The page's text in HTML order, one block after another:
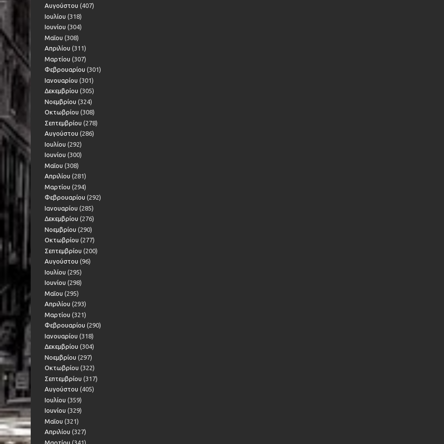
Αυγούστου (407)
Ιουλίου (318)
Ιουνίου (304)
Μαΐου (308)
Απριλίου (311)
Μαρτίου (307)
Φεβρουαρίου (301)
Ιανουαρίου (301)
Δεκεμβρίου (305)
Νοεμβρίου (324)
Οκτωβρίου (308)
Σεπτεμβρίου (278)
Αυγούστου (286)
Ιουλίου (292)
Ιουνίου (300)
Μαΐου (308)
Απριλίου (281)
Μαρτίου (294)
Φεβρουαρίου (292)
Ιανουαρίου (285)
Δεκεμβρίου (276)
Νοεμβρίου (290)
Οκτωβρίου (277)
Σεπτεμβρίου (200)
Αυγούστου (96)
Ιουλίου (295)
Ιουνίου (298)
Μαΐου (295)
Απριλίου (293)
Μαρτίου (321)
Φεβρουαρίου (290)
Ιανουαρίου (318)
Δεκεμβρίου (304)
Νοεμβρίου (297)
Οκτωβρίου (322)
Σεπτεμβρίου (317)
Αυγούστου (405)
Ιουλίου (359)
Ιουνίου (329)
Μαΐου (321)
Απριλίου (327)
Μαρτίου (341)